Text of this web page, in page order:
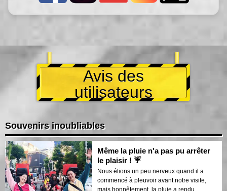
Avis des
utilisateurs
Souvenirs inoubliables
Même la pluie n'a pas pu arrêter
le plaisir ! ☔
Nous étions un peu nerveux quand il a
commencé à pleuvoir avant notre visite,